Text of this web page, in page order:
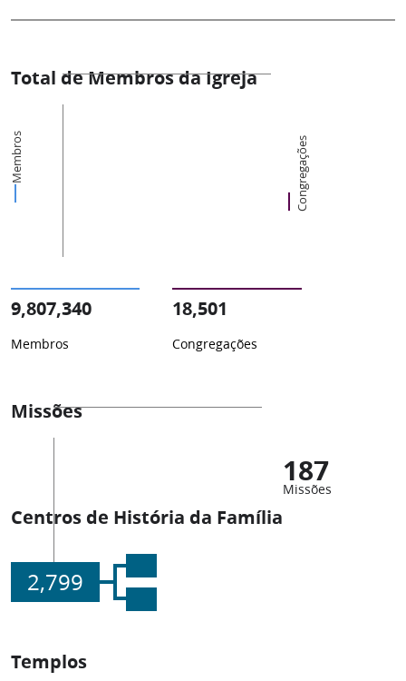
Total de Membros da Igreja
Membros Congregações
9,807,340
Membros
18,501
Congregações
Missões
187
Missões
Centros de História da Família
2,799
Templos